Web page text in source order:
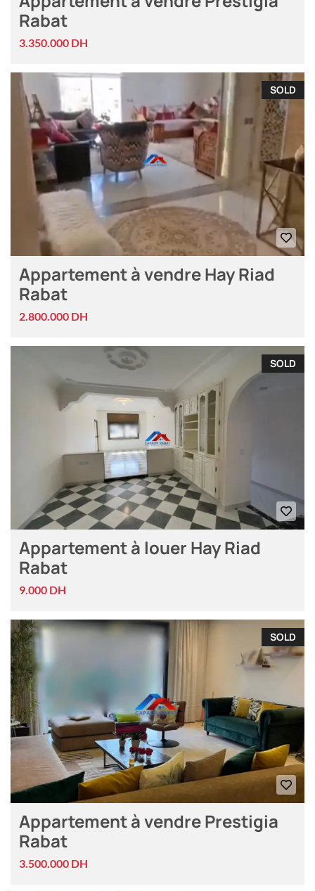
Rabat
3.350.000 DH
SOLD
Appartement à vendre Hay Riad
Rabat
2.800.000 DH
SOLD
Appartement à louer Hay Riad
Rabat
9.000 DH
SOLD
Appartement à vendre Prestigia
Rabat
3.500.000 DH